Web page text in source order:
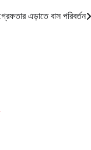
এড়াতে বাস পরিবর্তন